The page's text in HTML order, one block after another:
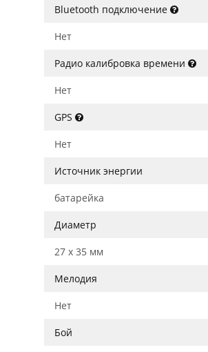
Bluetooth подключение
Нет
Радио калибровка времени
Нет
GPS
Нет
Источник энергии
батарейка
Диаметр
27 x 35 мм
Мелодия
Нет
Бой